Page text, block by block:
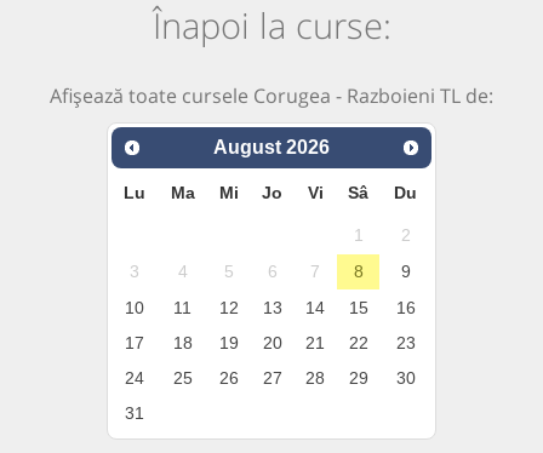
Înapoi la curse:
Afișează toate cursele Corugea - Razboieni TL de:
August 2026
Lu Ma Mi Jo Vi Sâ Du
1
2
3
4 5 6 7 8
9
10
11 12 13 14 15
16
17
18 19 20 21 22
23
24
25 26 27 28 29
30
31